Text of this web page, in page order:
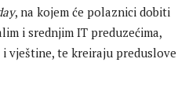
, na kojem će polaznici dobiti
i srednjim IT preduzećima,
vještine, te kreiraju preduslove